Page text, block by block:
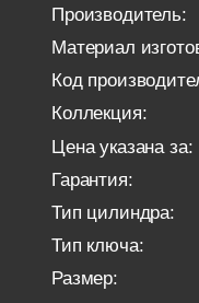
Производитель:
Материал
Код
Коллекция:
Цена указана за:
Гарантия:
Тип цилиндра:
Тип ключа:
Размер: